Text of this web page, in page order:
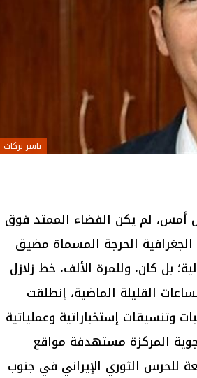
ياسر بركات
أمس، لم يكن الفضاء الممتد فوق
الجغرافية الحرجة المسماة مضيق
بل كان، وللمرة الألف، خط زلازل
القليلة الماضية، إنطلقت
وتنسيقات إستخباراتية وعملياتية
المركزة مستهدفة مواقع
للحرس الثوري الإيراني في جنوب